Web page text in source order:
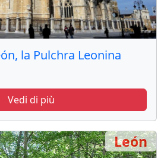
la Pulchra Leonina
Vedi di più
León